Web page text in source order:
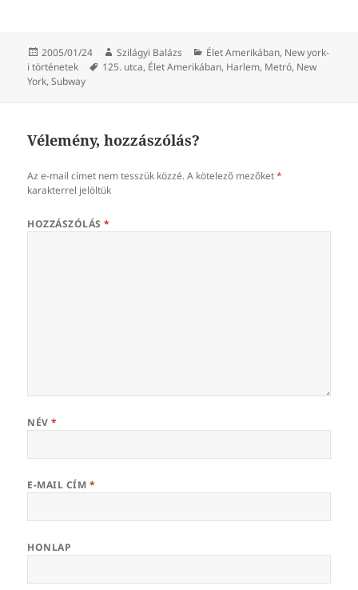
Közzétéve
2005/01/24 Szerző
Szilágyi Balázs Kategória
Élet Amerikában, New york-
i történetek
Címke
125. utca, Élet Amerikában, Harlem, Metró, New
York,Subway
Vélemény, hozzászólás?
Az e-mail címet nem tesszük közzé. A kötelező mezőket*
karakterrel jelöltük
HOZZÁSZÓLÁS*
NÉV*
E-MAIL CÍM *
HONLAP